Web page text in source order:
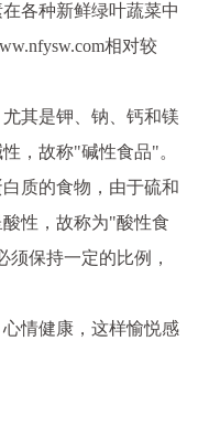
各种新鲜绿叶蔬菜中
相对较
其是钾、钠、钙和镁
，故称"碱性食品"。
质的食物，由于硫和
性，故称为"酸性食
保持一定的比例，
情健康，这样愉悦感